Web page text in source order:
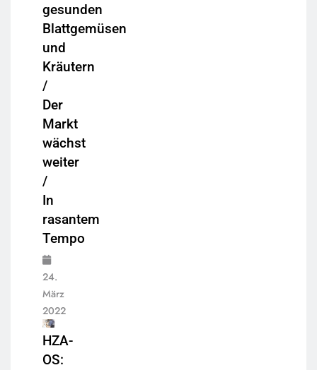
gesunden
Blattgemüsen
und
Kräutern
/
Der
Markt
wächst
weiter
/
In
rasantem
Tempo
24.
März
2022
HZA-
OS: